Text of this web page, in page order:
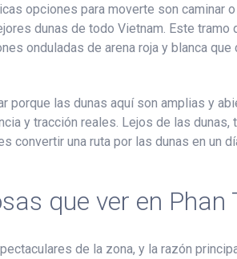
opciones para moverte son caminar
dunas de todo Vietnam. Este
onduladas de arena roja y blanca
porque las dunas aquí son amplias y
y tracción reales. Lejos de las
convertir una ruta por las dunas en un
que ver en Phan
de la zona, y la razón